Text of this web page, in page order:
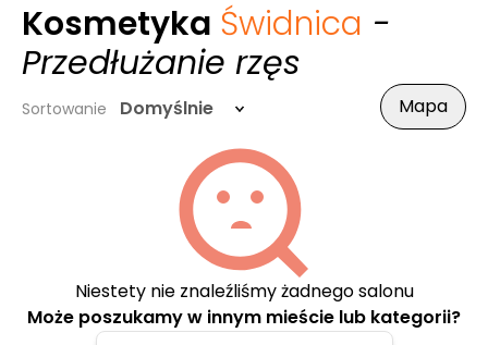
Kosmetyka Świdnica -
Przedłużanie rzęs
Sortowanie Domyślnie Mapa
Niestety nie znaleźliśmy żadnego salonu
Może poszukamy w innym mieście lub kategorii?